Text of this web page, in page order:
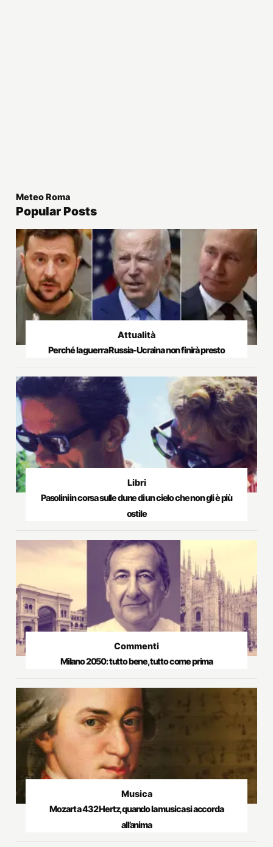
Meteo Roma
Popular Posts
Attualità
Perché la guerra Russia-Ucraina non finirà presto
Libri
Pasolini in corsa sulle dune di un cielo che non gli è più
ostile
Commenti
Milano 2050: tutto bene, tutto come prima
Musica
Mozart a 432 Hertz, quando la musica si accorda
all’anima